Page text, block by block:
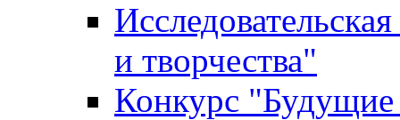
и творчества"
Конкурс